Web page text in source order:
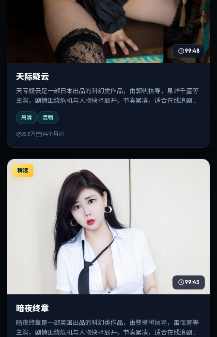
99:48
天际疑云
天际疑云是一部日本出品的科幻类作品，由郭帆执导，易烊千玺等
主演，剧情围绕危机与人物抉择展开，节奏紧凑，适合在线追剧与
反复观看。
高清 流畅
5.5万 94个月前
精选
99:43
暗夜终章
暗夜终章是一部英国出品的科幻类作品，由贾樟柯执导，雷佳音等
主演，剧情围绕危机与人物抉择展开，节奏紧凑，适合在线追剧与